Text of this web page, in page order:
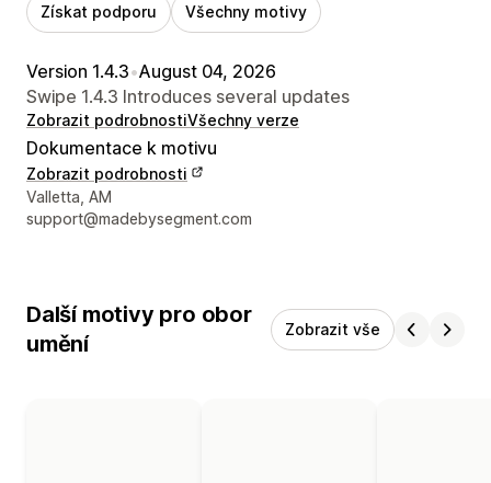
Získat podporu Všechny motivy
Version 1.4.3•August 04, 2026
Swipe 1.4.3 Introduces several updates
Zobrazit podrobnostiVšechny verze
Dokumentace k motivu
Zobrazit podrobnosti
Kontaktní údaje designéra
Valletta, AM
support@madebysegment.com
Další motivy pro obor
umění
Zobrazit vše